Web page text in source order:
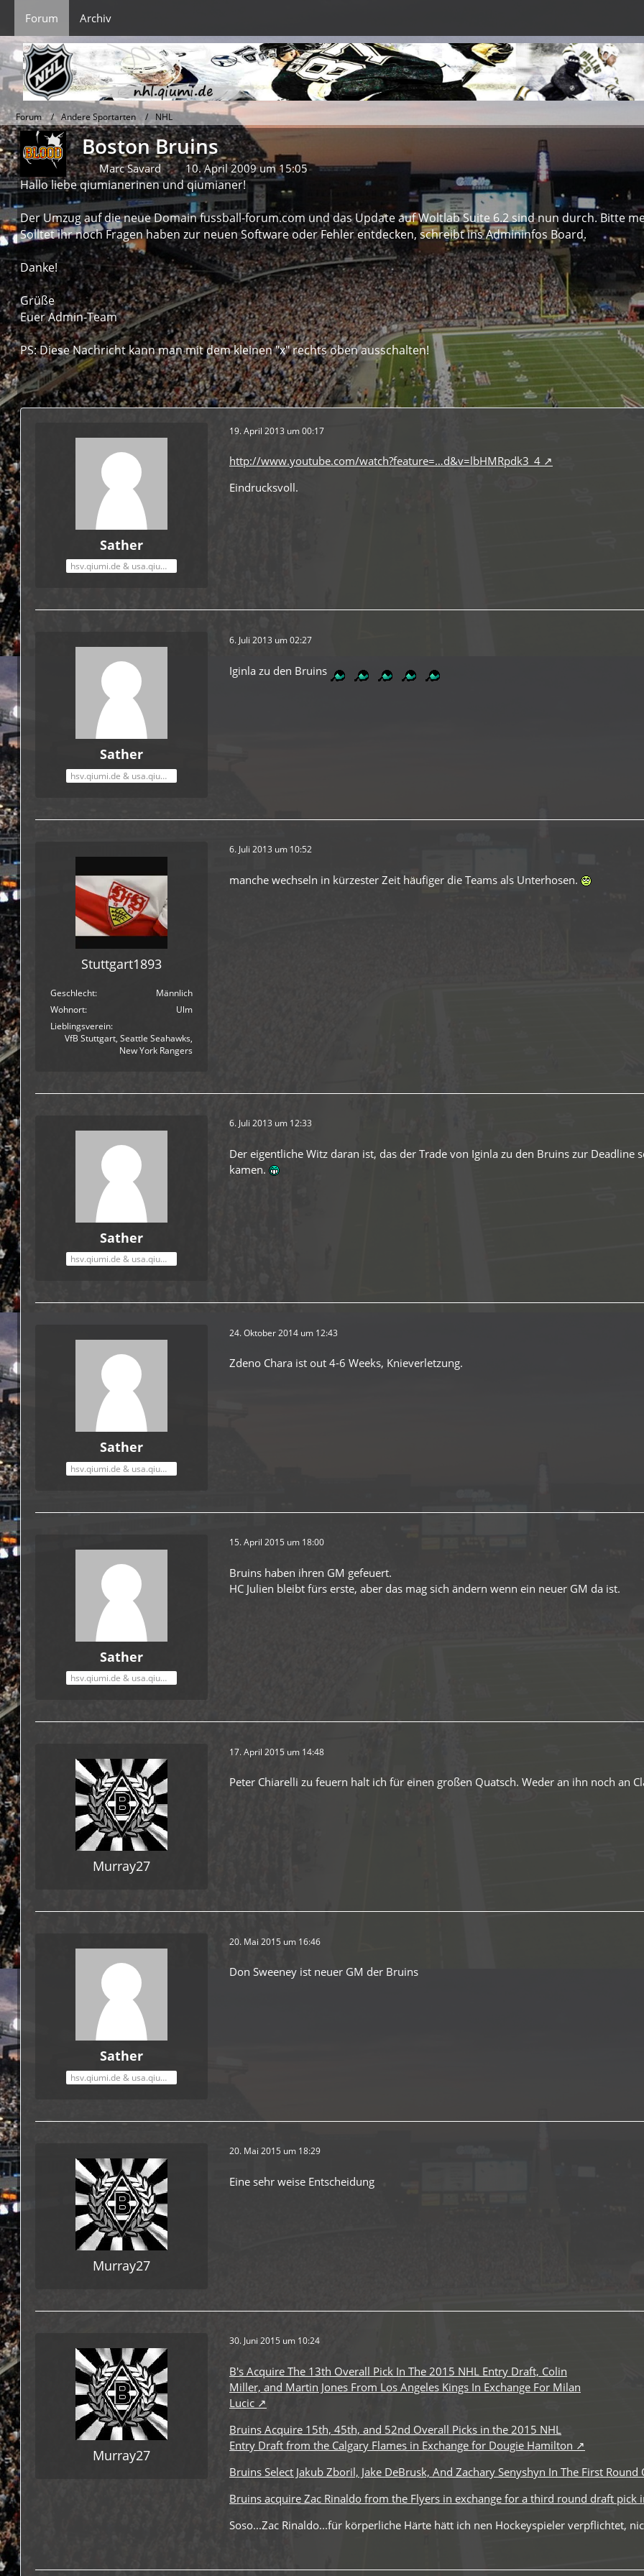
Forum Archiv
Forum Andere Sportarten NHL
Boston Bruins
Marc Savard 10. April 2009 um 15:05
Hallo liebe qiumianerinen und qiumianer!
Der Umzug auf die neue Domain fussball-forum.com und das Update auf Woltlab Suite 6.2 sind nun durch. Bitte
Solltet ihr noch Fragen haben zur neuen Software oder Fehler entdecken, schreibt ins Admininfos Board.
Danke!
Grüße
Euer Admin-Team
PS: Diese Nachricht kann man mit dem kleinen "x" rechts oben ausschalten!
Sather
hsv.qiumi.de & usa.qiumi.de
19. April 2013 um 00:17
http://www.youtube.com/watch?feature=…d&v=lbHMRpdk3_4
Eindrucksvoll.
Sather
hsv.qiumi.de & usa.qiumi.de
6. Juli 2013 um 02:27
Iginla zu den Bruins
Stuttgart1893
Geschlecht
Männlich
Wohnort
Ulm
Lieblingsverein
VfB Stuttgart, Seattle Seahawks,
New York Rangers
6. Juli 2013 um 10:52
manche wechseln in kürzester Zeit häufiger die Teams als Unterhosen.
Sather
hsv.qiumi.de & usa.qiumi.de
6. Juli 2013 um 12:33
Der eigentliche Witz daran ist, das der Trade von Iginla zu den Bruins zur Deadline
kamen.
Sather
hsv.qiumi.de & usa.qiumi.de
24. Oktober 2014 um 12:43
Zdeno Chara ist out 4-6 Weeks, Knieverletzung.
Sather
hsv.qiumi.de & usa.qiumi.de
15. April 2015 um 18:00
Bruins haben ihren GM gefeuert.
HC Julien bleibt fürs erste, aber das mag sich ändern wenn ein neuer GM da ist.
Murray27
17. April 2015 um 14:48
Peter Chiarelli zu feuern halt ich für einen großen Quatsch. Weder an ihn noch an
Sather
hsv.qiumi.de & usa.qiumi.de
20. Mai 2015 um 16:46
Don Sweeney ist neuer GM der Bruins
Murray27
20. Mai 2015 um 18:29
Eine sehr weise Entscheidung
Murray27
30. Juni 2015 um 10:24
B's Acquire The 13th Overall Pick In The 2015 NHL Entry Draft, Colin
Miller, and Martin Jones From Los Angeles Kings In Exchange For Milan
Lucic
Bruins Acquire 15th, 45th, and 52nd Overall Picks in the 2015 NHL
Entry Draft from the Calgary Flames in Exchange for Dougie Hamilton
Bruins Select Jakub Zboril, Jake DeBrusk, And Zachary Senyshyn In The First
Bruins acquire Zac Rinaldo from the Flyers in exchange for a third round draft pick
Soso...Zac Rinaldo...für körperliche Härte hätt ich nen Hockeyspieler verpflichtet,